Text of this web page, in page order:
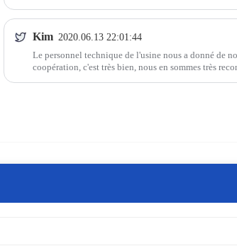
Kim 2020.06.13 22:01:44
Le personnel technique de l'usine nous a donné de
coopération, c'est très bien, nous en sommes très